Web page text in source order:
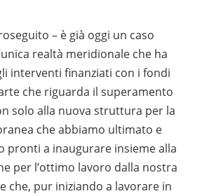
– è già oggi un caso
realtà meridionale che ha
interventi finanziati con i fondi
che riguarda il superamento
solo alla nuova struttura per la
che abbiamo ultimato e
pronti a inaugurare insieme alla
per l’ottimo lavoro dalla nostra
che, pur iniziando a lavorare in